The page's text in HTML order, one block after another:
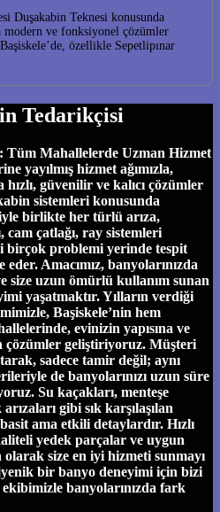
Duşakabin Teknesi konusunda
ve fonksiyonel çözümler
özellikle Sepetlipınar
Tedarikçisi
Tüm Mahallelerde Uzman Hizmet
yayılmış hizmet ağımızla,
güvenilir ve kalıcı çözümler
sistemleri konusunda
birlikte her türlü arıza,
cam çatlağı, ray sistemleri
birçok problemi yerinde tespit
Amacımız, banyolarınızda
size uzun ömürlü kullanım sunan
yaşatmaktır. Yılların verdiği
Başiskele’nin hem
evinizin yapısına ve
çözümler geliştiriyoruz. Müşteri
sadece tamir değil; aynı
de banyolarınızı uzun süre
Su kaçakları, menteşe
gibi sık karşılaşılan
ama etkili detaylardır. Hızlı
yedek parçalar ve uygun
size en iyi hizmeti sunmayı
bir banyo deneyimi için bizi
banyolarınızda fark